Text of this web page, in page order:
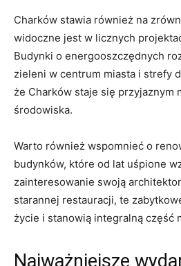
Charków stawia również na
widoczne jest w licznych
Budynki o energooszczędnych
zieleni w ⁤centrum miasta i ⁣strefy⁣
‌że Charków staje się przyjaznym
środowiska.
Warto również wspomnieć o
budynków, które od lat uśpione
zainteresowanie swoją
starannej restauracji, te
życie ⁢i stanowią integralną część
Najważniejsze